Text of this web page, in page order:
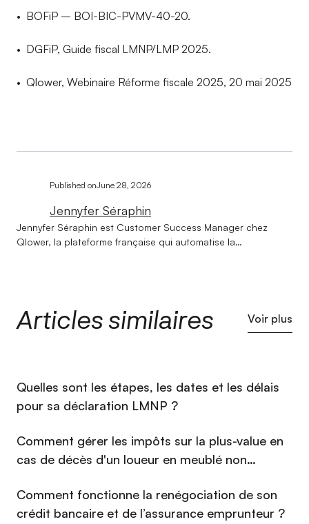
• BOFiP – BOI-BIC-PVMV-40-20.
• DGFiP, Guide fiscal LMNP/LMP 2025.
• Qlower, Webinaire Réforme fiscale 2025, 20 mai 2025
Published onJune 28, 2026
Jennyfer Séraphin
Jennyfer Séraphin est Customer Success Manager chez
Qlower, la plateforme française qui automatise la
Bachelor Responsable en Gestion et Négociation
Immobilière, elle rejoint Qlower en 2022 pour un Master en
investisseurs au quotidien, mais aussi à travers les articles
qu'elle rédige sur ces sujets. Calme et pédagogue, elle
défend une conviction simple : les questions les plus
Articles similaires Voir plus
⁠Quelles sont les étapes, les dates et les délais
pour sa déclaration LMNP ?
Comment gérer les impôts sur la plus-value en
cas de décès d'un loueur en meublé non
Comment fonctionne la renégociation de son
crédit bancaire et de l’assurance emprunteur ?